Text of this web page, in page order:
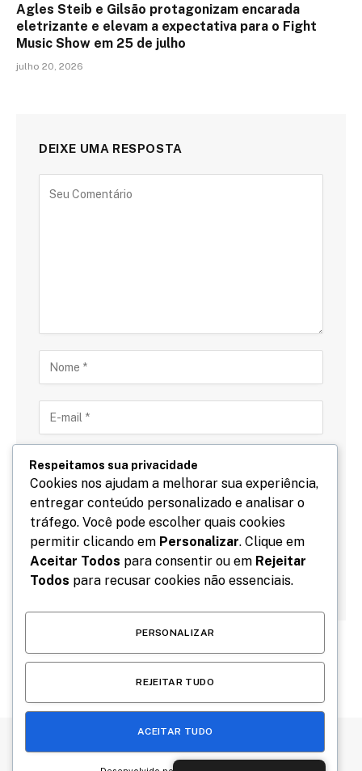
Agles Steib e Gilsão protagonizam encarada
eletrizante e elevam a expectativa para o Fight
Music Show em 25 de julho
julho 20, 2026
DEIXE UMA RESPOSTA
Salve meu nome, email e site neste navegador para
a próxima vez que eu comentar.
Respeitamos sua privacidade
Cookies nos ajudam a melhorar sua experiência,
entregar conteúdo personalizado e analisar o
tráfego. Você pode escolher quais cookies
permitir clicando em Personalizar. Clique em
Aceitar Todos para consentir ou em Rejeitar
Todos para recusar cookies não essenciais.
PERSONALIZAR
REJEITAR TUDO
ACEITAR TUDO